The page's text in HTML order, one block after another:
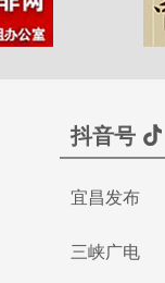
抖音号
宜昌发布
三峡广电